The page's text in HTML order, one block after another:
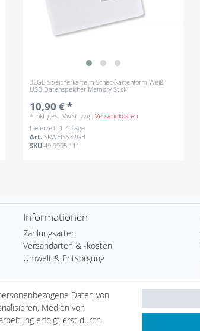
32GB Speicherkarte in Scheckkartenform Weiß
USB Datenspeicher Memory Stick
10,90 € *
* inkl. ges. MwSt. zzgl.Versandkosten
Lieferzeit: 1-4 Tage
Art.SKWEISS32GB
SKU49.9995.111
Informationen
Zahlungsarten
Versandarten & -kosten
Umwelt & Entsorgung
Daten von
Medien von
erfolgt erst durch